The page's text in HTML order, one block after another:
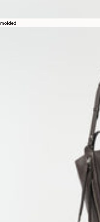
molded